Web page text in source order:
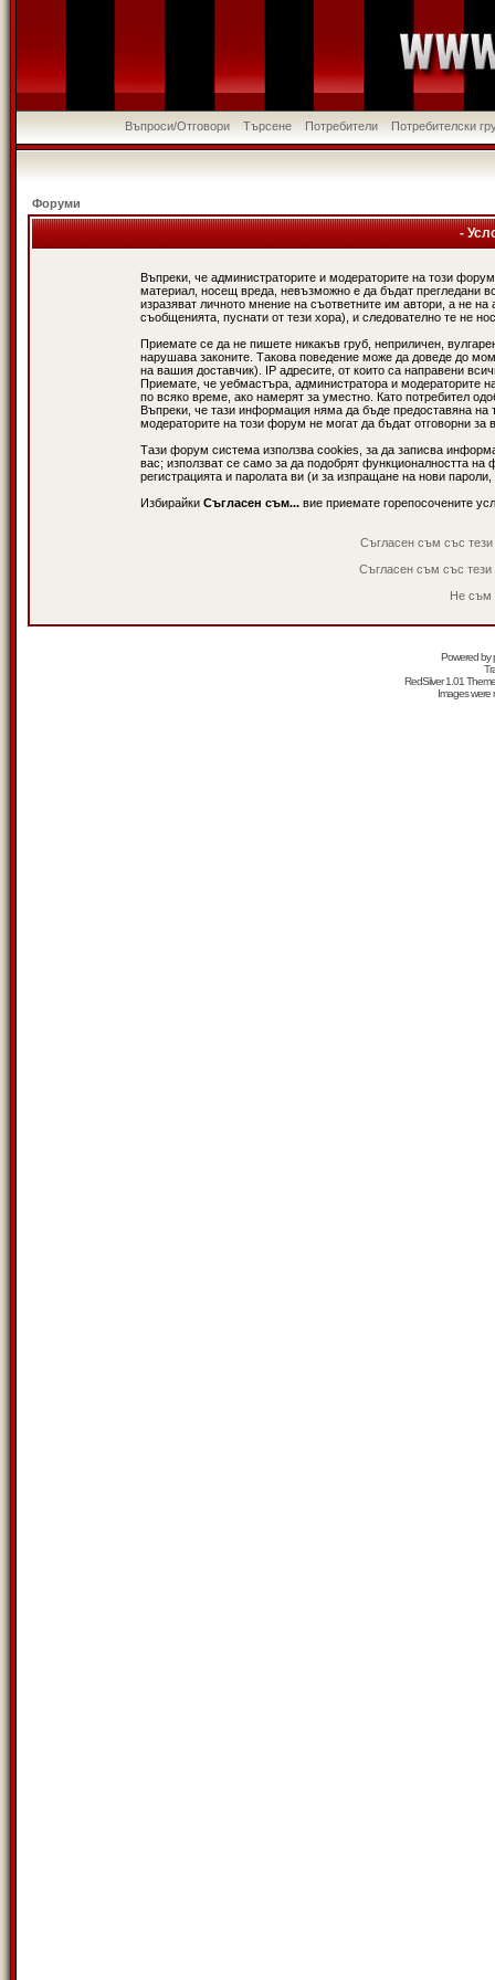
Въпроси/Отговори Търсене Потребители Потребителски
Форуми
-
Въпреки, че администраторите и модераторите на този
материал, носещ вреда, невъзможно е да бъдат прегледани
изразяват личното мнение на съответните им автори, а не
съобщенията, пуснати от тези хора), и следователно те не
Приемате се да не пишете никакъв груб, неприличен,
нарушава законите. Такова поведение може да доведе до
на вашия доставчик). IP адресите, от които са направени
Приемате, че уебмастъра, администратора и модераторите
по всяко време, ако намерят за уместно. Като потребител
Въпреки, че тази информация няма да бъде предоставяна
модераторите на този форум не могат да бъдат отговорни за
Тази форум система използва cookies, за да записва
вас; използват се само за да подобрят функционалността
регистрацията и паролата ви (и за изпращане на нови
Избирайки Съгласен съм... вие приемате горепосочените
Съгласен съм със
Съгласен съм със
Не съм
Powered by
RedSilver 1.01
Images were